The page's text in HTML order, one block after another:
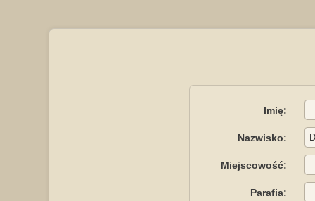
Imię:
Nazwisko:
Miejscowość:
Parafia: